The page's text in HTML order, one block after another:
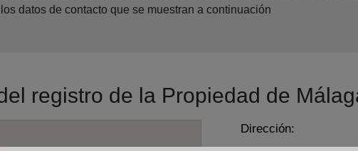
datos de contacto que se muestran a continuación
registro de la Propiedad de
Dirección: